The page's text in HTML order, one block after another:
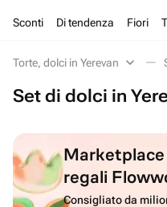
Sconti Di tendenza Fiori
Torte, dolci in Yerevan
Set di dolci in
regali
Consigliato da